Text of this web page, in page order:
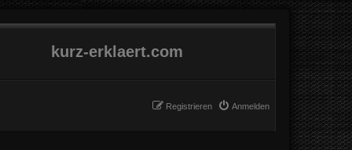
kurz-erklaert.com
Anmelden
Registrieren